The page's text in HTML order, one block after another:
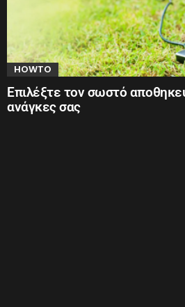
HOWTO
Επιλέξτε τον σωστό
ανάγκες σας